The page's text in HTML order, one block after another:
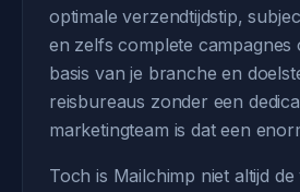
optimale verzendtijdstip,
en zelfs complete campagnes
basis van je branche en
reisbureaus zonder een
marketingteam is dat een
Toch is Mailchimp niet altijd